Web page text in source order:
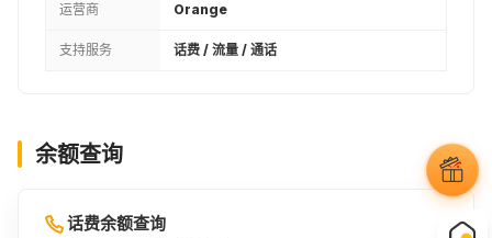
¥27.9
¥27.98
4.11EUR
2800XOF
运营商 Orange
支持服务 话费 / 流量 / 通话
余额查询
话费余额查询